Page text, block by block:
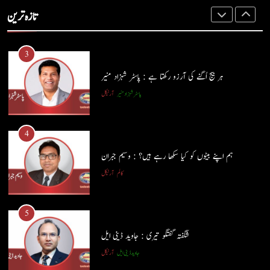
ہر بیج اُگنے کی آرزو رکھتا ہے : پاسٹر شہزاد منیر
4
5
6
تازہ ترین
3
ہر بیج اُگنے کی آرزو رکھتا ہے : پاسٹر شہزاد منیر
آرٹیکل پاسٹر شہزاد منیر
4
ہم اپنے بیٹوں کو کیا سکھا رہے ہیں؟ : وسیم جبران
آرٹیکل کالم
5
شگفتہ گفتگو تیری : جاوید ڈینی ایل
آرٹیکل جاوید ڈینی ایل